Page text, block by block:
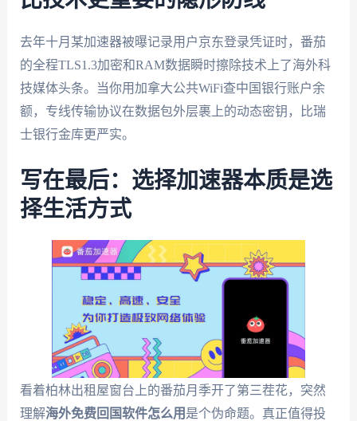
去年十月某加速器被曝记录用户京东登录凭证时，番茄
的全程TLS1.3加密和RAM数据瞬时擦除技术上了海外科
技媒体头条。当你用加拿大公共WiFi查中国银行账户余
额，专线传输协议在数据包外层裹上的动态密钥，比瑞
士银行金库更严实。
写在最后：选择加速器本质是选
择生活方式
看着柏林出租屋窗台上的番茄月季开了第三茬花，突然
理解海外免费回国软件怎么用 是个伪命题。真正值得投